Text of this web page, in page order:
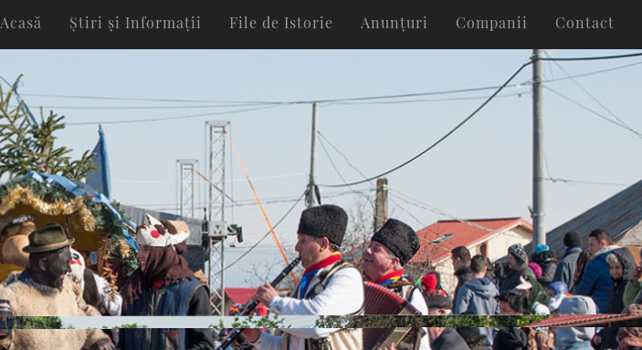
Acasă Știri și Informații File de Istorie Anunțuri Companii Contact